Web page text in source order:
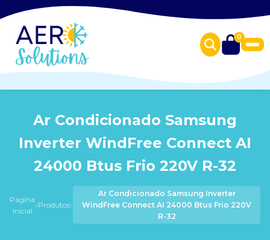
0
Ar Condicionado Samsung
Inverter WindFree Connect AI
24000 Btus Frio 220V R-32
Página
Inicial ›Produtos›
Ar Condicionado Samsung Inverter
WindFree Connect AI 24000 Btus Frio 220V
R-32